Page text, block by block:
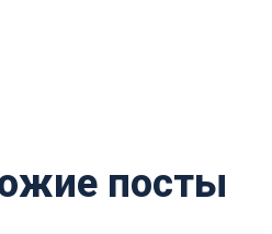
посты